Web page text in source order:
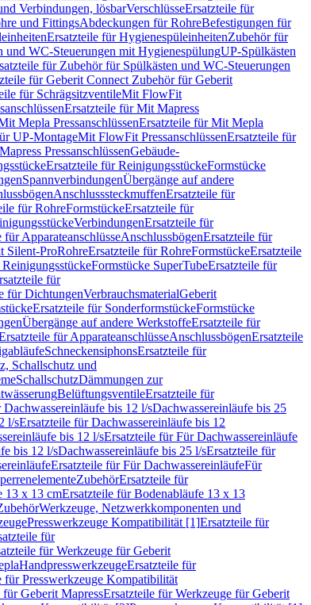
Verbindungen, lösbarVerschlüsseErsatzteile für
und FittingsAbdeckungen für RohreBefestigungen für
Ersatzteile für HygienespüleinheitenZubehör für
und WC-Steuerungen mit HygienespülungUP-Spülkästen
für Zubehör für Spülkästen und WC-Steuerungen
für Geberit Connect Zubehör für Geberit
für SchrägsitzventileMit FlowFit
Ersatzteile für Mit Mapress
Mepla PressanschlüssenErsatzteile für Mit Mepla
UP-MontageMit FlowFit PressanschlüssenErsatzteile für
PressanschlüssenGebäude-
Ersatzteile für ReinigungsstückeFormstücke
SpannverbindungenÜbergänge auf andere
AnschlusssteckmuffenErsatzteile für
für RohreFormstückeErsatzteile für
VerbindungenErsatzteile für
für ApparateanschlüsseAnschlussbögenErsatzteile für
Silent-ProRohreErsatzteile für RohreFormstückeErsatzteile
Formstücke SuperTubeErsatzteile für
für
für DichtungenVerbrauchsmaterialGeberit
Ersatzteile für SonderformstückeFormstücke
Übergänge auf andere WerkstoffeErsatzteile für
für ApparateanschlüsseAnschlussbögenErsatzteile
SchneckensiphonsErsatzteile für
Schallschutz und
SchallschutzDämmungen zur
BelüftungsventileErsatzteile für
bis 12 l/sDachwassereinläufe bis 25
l/sErsatzteile für Dachwassereinläufe bis 12
bis 12 l/sErsatzteile für Für Dachwassereinläufe
bis 12 l/sDachwassereinläufe bis 25 l/sErsatzteile für
Ersatzteile für Für DachwassereinläufeFür
ZubehörErsatzteile für
13 x 13 cmErsatzteile für Bodenabläufe 13 x 13
Werkzeuge, Netzwerkkomponenten und
Presswerkzeuge Kompatibilität [1]Ersatzteile für
für
für Werkzeuge für Geberit
HandpresswerkzeugeErsatzteile für
für Presswerkzeuge Kompatibilität
für Geberit MapressErsatzteile für Werkzeuge für Geberit